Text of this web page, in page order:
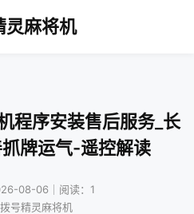
灵麻将机
程序安装售后服务_长
牌运气-遥控解读
08-06｜阅读：1
号精灵麻将机